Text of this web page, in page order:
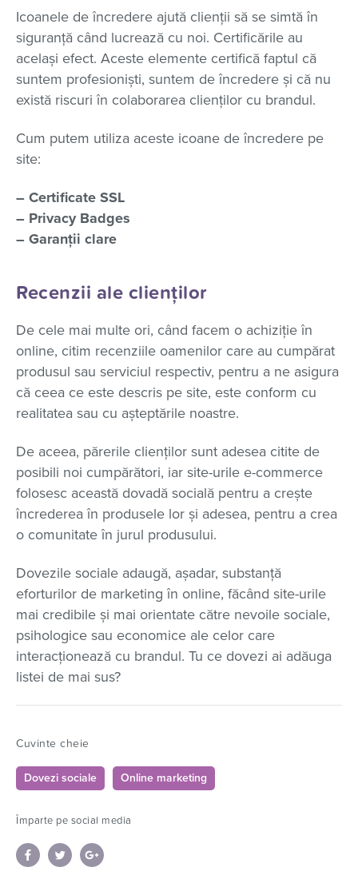
Icoanele de încredere ajută clienții să se simtă în
siguranță când lucrează cu noi. Certificările au
același efect. Aceste elemente certifică faptul că
suntem profesioniști, suntem de încredere și că nu
există riscuri în colaborarea clienților cu brandul.
Cum putem utiliza aceste icoane de încredere pe
site:
– Certificate SSL
– Privacy Badges
– Garanții clare
Recenzii ale clienților
De cele mai multe ori, când facem o achiziție în
online, citim recenziile oamenilor care au cumpărat
produsul sau serviciul respectiv, pentru a ne asigura
că ceea ce este descris pe site, este conform cu
realitatea sau cu așteptările noastre.
De aceea, părerile clienților sunt adesea citite de
posibili noi cumpărători, iar site-urile e-commerce
folosesc această dovadă socială pentru a crește
încrederea în produsele lor și adesea, pentru a crea
o comunitate în jurul produsului.
Dovezile sociale adaugă, așadar, substanță
eforturilor de marketing în online, făcând site-urile
mai credibile și mai orientate către nevoile sociale,
psihologice sau economice ale celor care
interacționează cu brandul. Tu ce dovezi ai adăuga
listei de mai sus?
Cuvinte cheie
Dovezi sociale Online marketing
Împarte pe social media